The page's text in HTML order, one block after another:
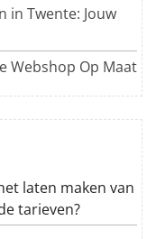
in Twente: Jouw
Webshop Op Maat
laten maken van
tarieven?